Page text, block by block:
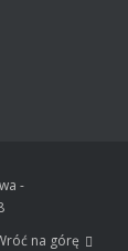
-
na górę